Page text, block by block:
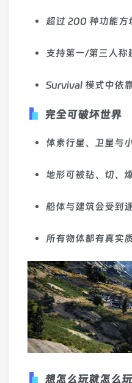
超过 200 种功能方
支持第一/第三人
Survival 模式中依
完全可破坏世界
体素行星、卫星与
地形可被钻、切、
船体与建筑会受到
所有物体都有真实
想怎么玩就怎么玩